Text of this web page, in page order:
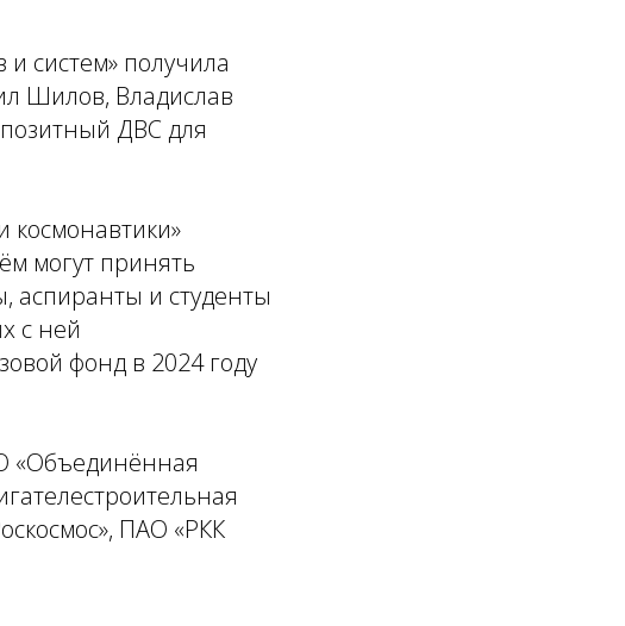
систем» получила
Шилов, Владислав
ДВС для
могут принять
аспиранты и студенты
с ней
фонд в 2024 году
«Объединённая
ПАО «РКК